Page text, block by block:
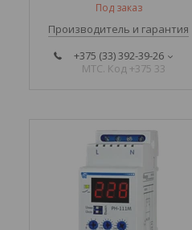
Под заказ
Производитель и гарантия
+375 (33) 392-39-26
МТС. Код +375 33